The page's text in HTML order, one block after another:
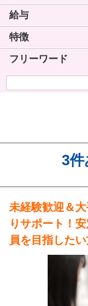
給与
特徴
フリーワード
3件
未経験歓迎＆
りサポート！
員を目指した